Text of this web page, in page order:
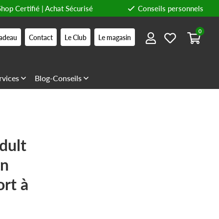
Certifié | Achat Sécurisé Conseils personnels
Contact Le Club Le magasin
0
Blog-Conseils
à